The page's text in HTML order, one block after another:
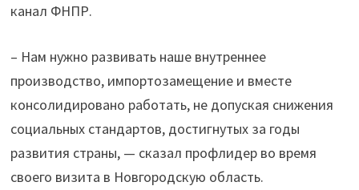
канал ФНПР.
– Нам нужно развивать наше внутреннее
производство, импортозамещение и вместе
консолидировано работать, не допуская снижения
социальных стандартов, достигнутых за годы
развития страны, — сказал профлидер во время
своего визита в Новгородскую область.